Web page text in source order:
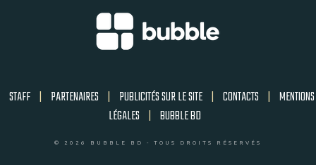
STAFF | PARTENAIRES | PUBLICITÉS SUR LE SITE | CONTACTS | MENTIONS
LÉGALES | BUBBLE BD
© 2026 BUBBLE BD - TOUS DROITS RÉSERVÉS